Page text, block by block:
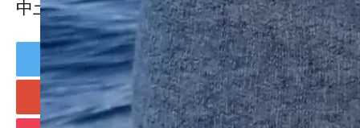
中土佐町 移住者先輩
Tweet Share
Hatena